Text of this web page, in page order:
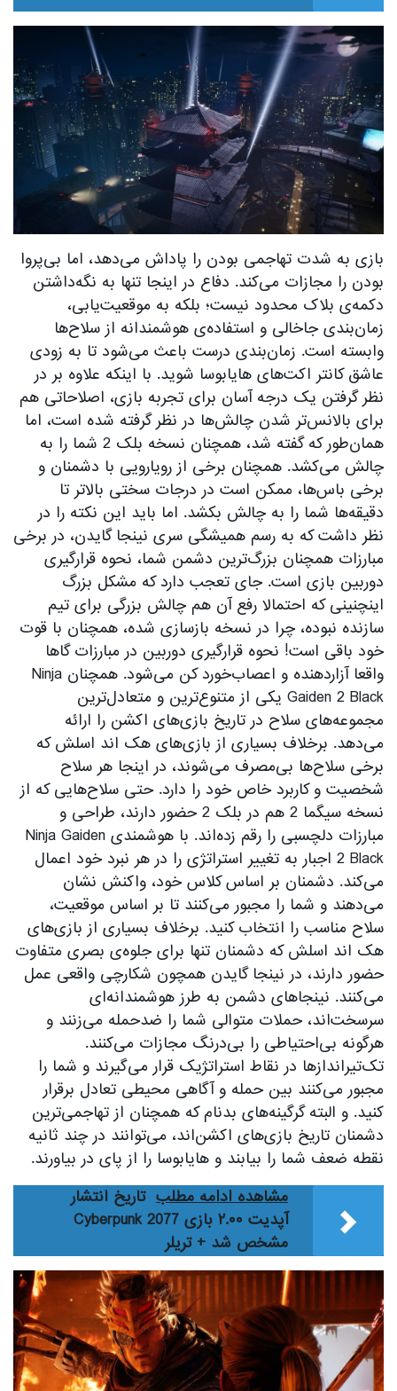
بازی به شدت تهاجمی بودن را پاداش می‌دهد، اما بی‌پروا
بودن را مجازات می‌کند. دفاع در اینجا تنها به نگه‌داشتن
دکمه‌ی بلاک محدود نیست؛ بلکه به موقعیت‌یابی،
زمان‌بندی جاخالی و استفاده‌ی هوشمندانه از سلاح‌ها
وابسته است. زمان‌بندی درست باعث می‌شود تا به زودی
عاشق کانتر اکت‌های هایابوسا شوید. با اینکه علاوه بر در
نظر گرفتن یک درجه آسان برای تجربه بازی، اصلاحاتی هم
برای بالانس‌تر شدن چالش‌ها در نظر گرفته شده است، اما
همان‌طور که گفته شد، همچنان نسخه بلک 2 شما را به
چالش می‌کشد. همچنان برخی از رویارویی با دشمنان و
برخی باس‌ها، ممکن است در درجات سختی بالاتر تا
دقیقه‌ها شما را به چالش بکشد. اما باید این نکته را در
نظر داشت که به رسم همیشگی سری نینجا گایدن، در برخی
مبارزات همچنان بزرگ‌ترین دشمن شما، نحوه قرارگیری
دوربین بازی است. جای تعجب دارد که مشکل بزرگ
اینچنینی که احتمالا رفع آن هم چالش بزرگی برای تیم
سازنده نبوده، چرا در نسخه بازسازی شده، همچنان با قوت
خود باقی است! نحوه قرارگیری دوربین در مبارزات گاها
واقعا آزاردهنده و اعصاب‌خورد کن می‌شود. همچنان Ninja
Gaiden 2 Black یکی از متنوع‌ترین و متعادل‌ترین
مجموعه‌های سلاح در تاریخ بازی‌های اکشن را ارائه
می‌دهد. برخلاف بسیاری از بازی‌های هک اند اسلش که
برخی سلاح‌ها بی‌مصرف می‌شوند، در اینجا هر سلاح
شخصیت و کاربرد خاص خود را دارد. حتی سلاح‌هایی که از
نسخه سیگما 2 هم در بلک 2 حضور دارند، طراحی و
مبارزات دلچسبی را رقم زده‌اند. با هوشمندی Ninja Gaiden
2 Black اجبار به تغییر استراتژی را در هر نبرد خود اعمال
می‌کند. دشمنان بر اساس کلاس خود، واکنش نشان
می‌دهند و شما را مجبور می‌کنند تا بر اساس موقعیت،
سلاح مناسب را انتخاب کنید. برخلاف بسیاری از بازی‌های
هک اند اسلش که دشمنان تنها برای جلوه‌ی بصری متفاوت
حضور دارند، در نینجا گایدن همچون شکارچی واقعی عمل
می‌کنند. نینجاهای دشمن به طرز هوشمندانه‌ای
سرسخت‌اند، حملات متوالی شما را ضدحمله می‌زنند و
هرگونه بی‌احتیاطی را بی‌درنگ مجازات می‌کنند.
تک‌تیراندازها در نقاط استراتژیک قرار می‌گیرند و شما را
مجبور می‌کنند بین حمله و آگاهی محیطی تعادل برقرار
کنید. و البته گرگینه‌های بدنام که همچنان از تهاجمی‌ترین
دشمنان تاریخ بازی‌های اکشن‌اند، می‌توانند در چند ثانیه
نقطه ضعف شما را بیابند و هایابوسا را از پای در بیاورند.
مشاهده ادامه مطلب تاریخ انتشار
آپدیت ۲.۰۰ بازی Cyberpunk 2077
مشخص شد + تریلر